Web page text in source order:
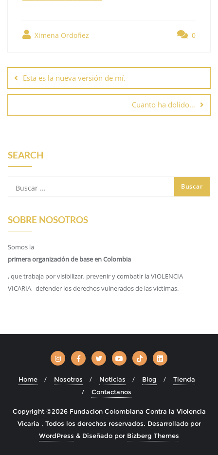
Ximena Ordoñez 0
Esta es la nueva versión de mí.
Cuanto ha dolido…
SEARCH
SOBRE NOSOTROS
Somos la
primera organización de base en Colombia
, que trabaja por visibilizar, prevenir y combatir la VIOLENCIA
VICARIA, defender los derechos vulnerados de las víctimas.
Home Nosotros Noticias Blog
Tienda
Contactanos
Copyright ©2026 Fundacion Colombiana Contra la Violencia
Vicaria . Todos los derechos reservados. Desarrollado por
WordPress & Diseñado por Bizberg Themes